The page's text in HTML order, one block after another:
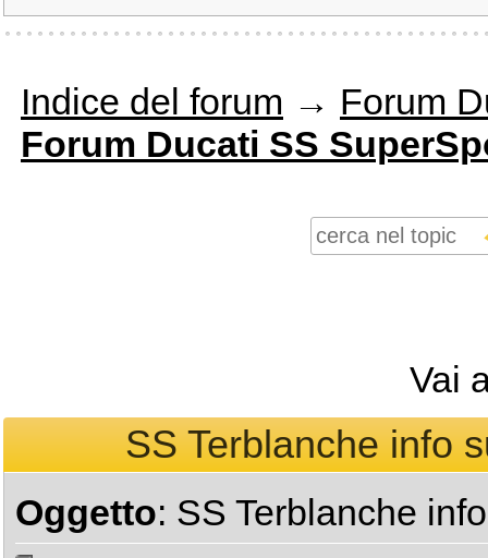
Indice del forum → Forum
Forum Ducati SS
Vai
SS Terblanche info
Oggetto: SS Terblanche